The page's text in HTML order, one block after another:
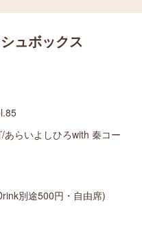
ュボックス
らいよしひろwith 秦コー
別途500円・自由席)